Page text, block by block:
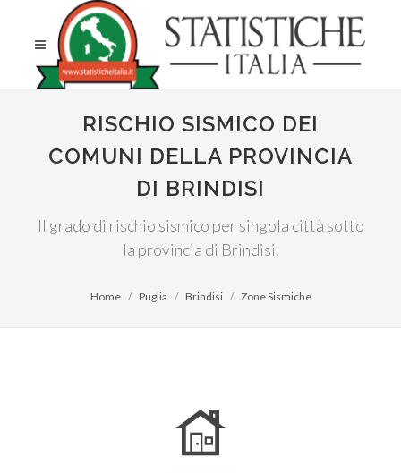
RISCHIO SISMICO DEI
COMUNI DELLA PROVINCIA
DI BRINDISI
Il grado di rischio sismico per singola città sotto
la provincia di Brindisi.
Home Puglia Brindisi Zone Sismiche